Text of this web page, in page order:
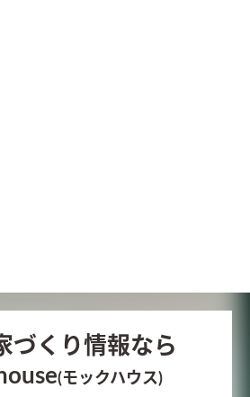
づくり情報なら
(モックハウス)